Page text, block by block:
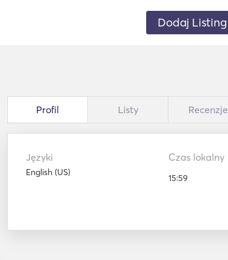
Dodaj Listing
Profil Listy Recenzje
Języki
English (US)
Czas lokalny
15:59